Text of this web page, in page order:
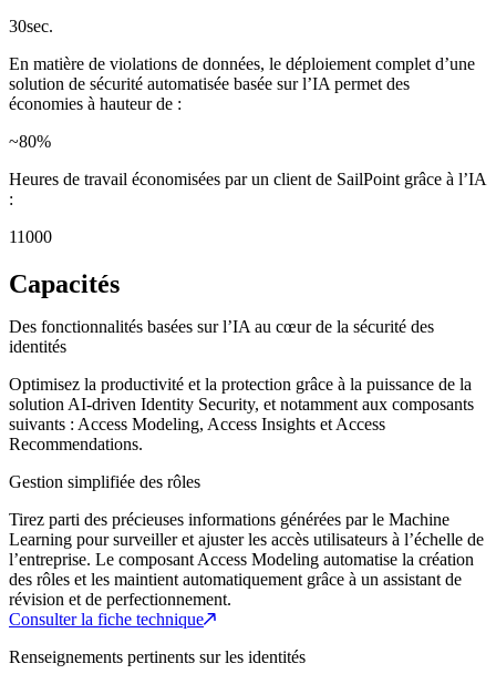
30sec.
En matière de violations de données, le déploiement complet d’une
solution de sécurité automatisée basée sur l’IA permet des
économies à hauteur de :
~80%
Heures de travail économisées par un client de SailPoint grâce à l’IA
:
11000
Capacités
Des fonctionnalités basées sur l’IA au cœur de la sécurité des
identités
Optimisez la productivité et la protection grâce à la puissance de la
solution AI-driven Identity Security, et notamment aux composants
suivants : Access Modeling, Access Insights et Access
Recommendations.
Gestion simplifiée des rôles
Tirez parti des précieuses informations générées par le Machine
Learning pour surveiller et ajuster les accès utilisateurs à l’échelle de
l’entreprise. Le composant Access Modeling automatise la création
des rôles et les maintient automatiquement grâce à un assistant de
révision et de perfectionnement.
Consulter la fiche technique
Renseignements pertinents sur les identités